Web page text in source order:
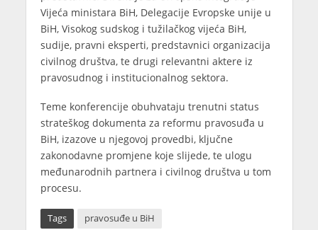
Vijeća ministara BiH, Delegacije Evropske unije u
BiH, Visokog sudskog i tužilačkog vijeća BiH,
sudije, pravni eksperti, predstavnici organizacija
civilnog društva, te drugi relevantni aktere iz
pravosudnog i institucionalnog sektora.
Teme konferencije obuhvataju trenutni status
strateškog dokumenta za reformu pravosuđa u
BiH, izazove u njegovoj provedbi, ključne
zakonodavne promjene koje slijede, te ulogu
međunarodnih partnera i civilnog društva u tom
procesu.
Tags pravosuđe u BiH